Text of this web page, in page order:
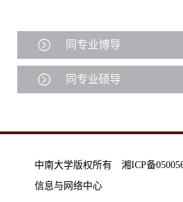
同专业博导
同专业硕导
中南大学版权所有 湘ICP备
信息与网络中心